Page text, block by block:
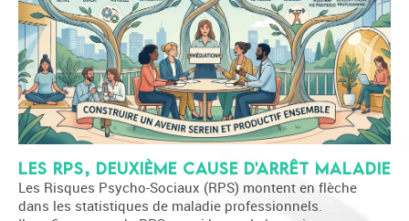
Les RPS, deuxième cause d'arrêt maladie
Les Risques Psycho-Sociaux (RPS) montent en flèche
dans les statistiques de maladie professionnels.